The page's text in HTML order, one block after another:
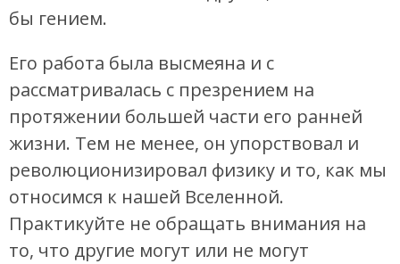
бы гением.
Его работа была высмеяна и с
рассматривалась с презрением на
протяжении большей части его ранней
жизни. Тем не менее, он упорствовал и
революционизировал физику и то, как мы
относимся к нашей Вселенной.
Практикуйте не обращать внимания на
то, что другие могут или не могут